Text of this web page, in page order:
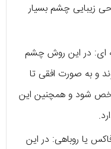
زیبایی چشم بسیار
ای: در این روش چشم
و به صورت افقی تا
شود و همچنین این
یا روباهی: در این